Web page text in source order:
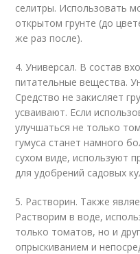
селитры. Использовать
открытом грунте (до
же раз после).
4. Универсал. В состав
питательные вещества.
Средство не закисляет
усваивают. Если
улучшаться не только
гумуса станет намного
сухом виде, используют
для удобрений садовых
5. Растворин. Также
Растворим в воде,
только томатов, но и
опрыскиванием и